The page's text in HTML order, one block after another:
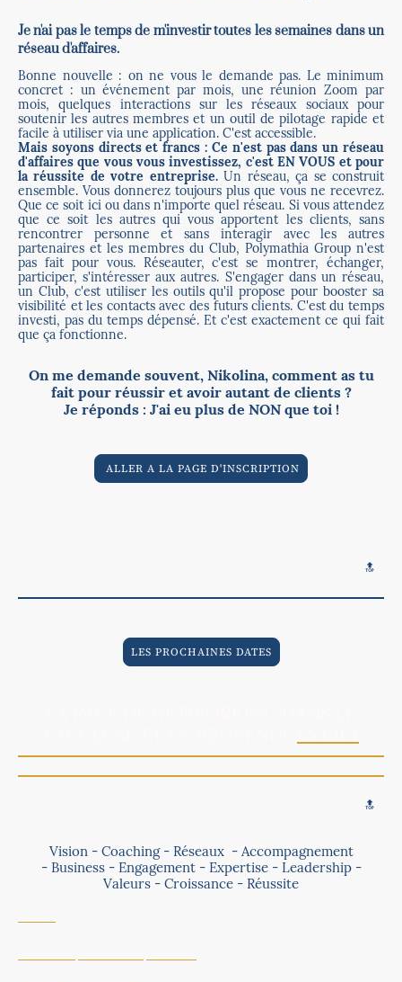
Bonne nouvelle : on ne vous le demande pas. Le minimum
concret : un événement par mois, une réunion Zoom par
mois, quelques interactions sur les réseaux sociaux pour
soutenir les autres membres et un outil de pilotage rapide et
facile à utiliser via une application. C'est accessible.
Mais soyons directs et francs : Ce n'est pas dans un réseau
d'affaires que vous vous investissez, c'est EN VOUS et pour
la réussite de votre entreprise.Un réseau, ça se construit
ensemble. Vous donnerez toujours plus que vous ne recevrez.
Que ce soit ici ou dans n'importe quel réseau. Si vous attendez
que ce soit les autres qui vous apportent les clients, sans
rencontrer personne et sans interagir avec les autres
partenaires et les membres du Club, Polymathia Group n'est
pas fait pour vous. Réseauter, c'est se montrer, échanger,
participer, s'intéresser aux autres. S'engager dans un réseau,
un Club, c'est utiliser les outils qu'il propose pour booster sa
visibilité et les contacts avec des futurs clients. C'est du temps
investi, pas du temps dépensé. Et c'est exactement ce qui fait
que ça fonctionne.
On me demande souvent, Nikolina, comment as tu
fait pour réussir et avoir autant de clients ?
Je réponds : J'ai eu plus de NON que toi !
Je n'ai pas le temps de m'investir toutes les semaines dans un
réseau d'affaires.
ALLER A LA PAGE D'INSCRIPTION
🔝
LES PROCHAINES DATES
🔝
Vision - Coaching - Réseaux - Accompagnement
- Business - Engagement - Expertise - Leadership -
Valeurs - Croissance - Réussite